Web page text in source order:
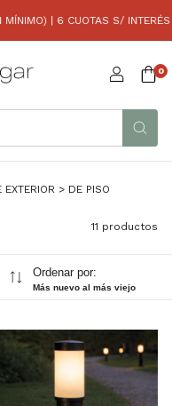
| 6 CUOTAS S/ INTERÉS
0
EXTERIOR > DE PISO
11 productos
Ordenar por:
Más nuevo al más viejo